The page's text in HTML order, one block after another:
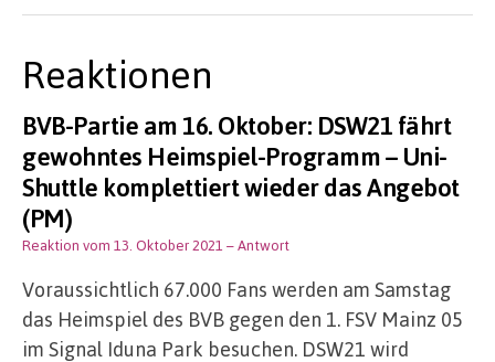
Reaktionen
BVB-Partie am 16. Oktober: DSW21 fährt
gewohntes Heimspiel-Programm – Uni-
Shuttle komplettiert wieder das Angebot
(PM)
Reaktion vom 13. Oktober 2021 – Antwort
Voraussichtlich 67.000 Fans werden am Samstag
das Heimspiel des BVB gegen den 1. FSV Mainz 05
im Signal Iduna Park besuchen. DSW21 wird